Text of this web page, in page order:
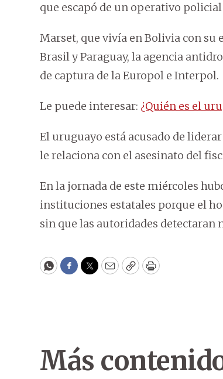
que escapó de un operativo
Marset, que vivía en Bolivia con su
Brasil y Paraguay, la agencia
de captura de la Europol e Interpol.
Le puede interesar: ¿Quién es el
El uruguayo está acusado de
le relaciona con el asesinato del
En la jornada de este miércoles
instituciones estatales porque el
sin que las autoridades detectaran
WhatsApp
Facebook
Twitter
EmailCopyPrint
Más